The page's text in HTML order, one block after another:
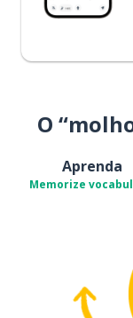
O
Aprenda
Memorize